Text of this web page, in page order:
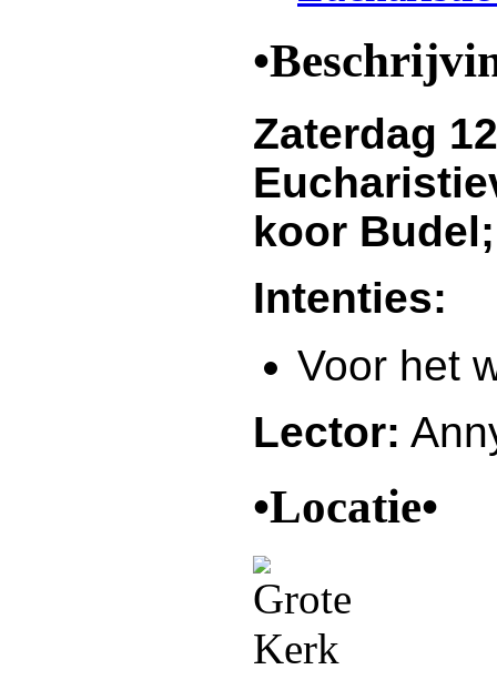
Zaterdag
koor Budel;
Intenties:
Voor het
Lector:
•Locatie•